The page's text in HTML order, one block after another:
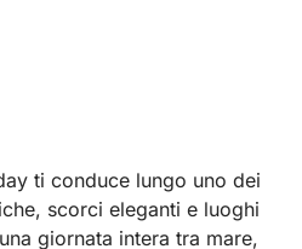
ti conduce lungo uno dei
scorci eleganti e luoghi
giornata intera tra mare,